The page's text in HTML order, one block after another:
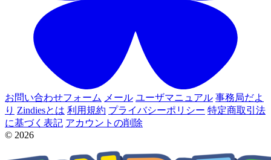
お問い合わせフォーム メール ユーザマニュアル 事務局だよ
り Zindiesとは 利用規約 プライバシーポリシー 特定商取引法
に基づく表記 アカウントの削除
© 2026